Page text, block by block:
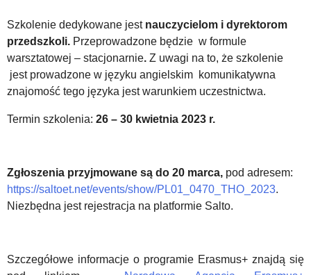
Szkolenie dedykowane jest nauczycielom i dyrektorom
przedszkoli. Przeprowadzone będzie w formule
warsztatowej – stacjonarnie. Z uwagi na to, że szkolenie
jest prowadzone w języku angielskim komunikatywna
znajomość tego języka jest warunkiem uczestnictwa.
Termin szkolenia: 26 – 30 kwietnia 2023 r.
Zgłoszenia przyjmowane są do 20 marca, pod adresem:
https://saltoet.net/events/show/PL01_0470_THO_2023.
Niezbędna jest rejestracja na platformie Salto.
Szczegółowe informacje o programie Erasmus+ znajdą się